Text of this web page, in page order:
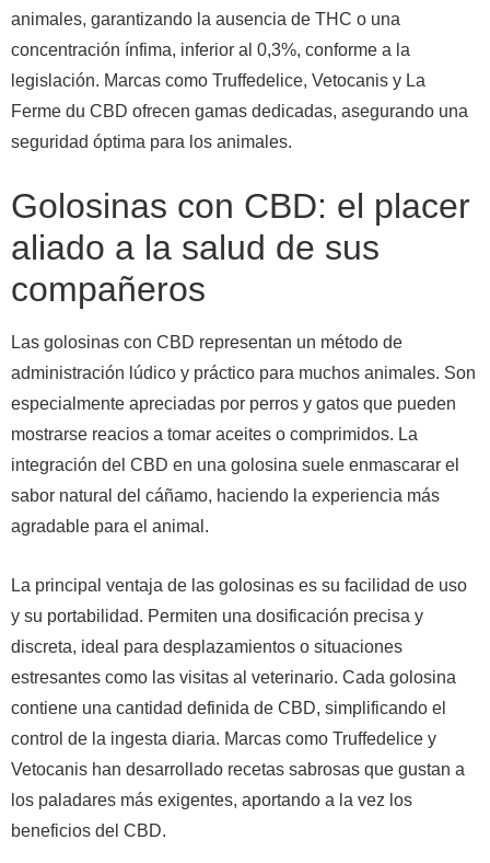
animales, garantizando la ausencia de THC o una
concentración ínfima, inferior al 0,3%, conforme a la
legislación. Marcas como Truffedelice, Vetocanis y La
Ferme du CBD ofrecen gamas dedicadas, asegurando una
seguridad óptima para los animales.
Golosinas con CBD: el placer
aliado a la salud de sus
compañeros
Las golosinas con CBD representan un método de
administración lúdico y práctico para muchos animales. Son
especialmente apreciadas por perros y gatos que pueden
mostrarse reacios a tomar aceites o comprimidos. La
integración del CBD en una golosina suele enmascarar el
sabor natural del cáñamo, haciendo la experiencia más
agradable para el animal.
La principal ventaja de las golosinas es su facilidad de uso
y su portabilidad. Permiten una dosificación precisa y
discreta, ideal para desplazamientos o situaciones
estresantes como las visitas al veterinario. Cada golosina
contiene una cantidad definida de CBD, simplificando el
control de la ingesta diaria. Marcas como Truffedelice y
Vetocanis han desarrollado recetas sabrosas que gustan a
los paladares más exigentes, aportando a la vez los
beneficios del CBD.